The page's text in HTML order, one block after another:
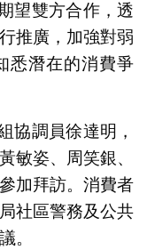
望雙方合作，透
推廣，加強對弱
悉潛在的消費爭
協調員徐達明，
敏姿、周笑銀、
加拜訪。消費者
社區警務及公共
。